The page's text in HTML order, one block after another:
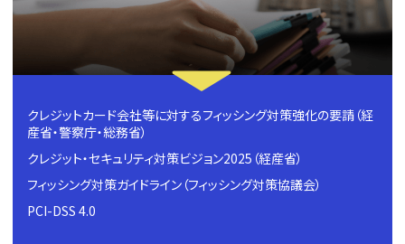
クレジットカード会社等に対するフィッシング対策強化の要請（経
産省・警察庁・総務省）
クレジット・セキュリティ対策ビジョン2025（経産省）
フィッシング対策ガイドライン（フィッシング対策協議会）
PCI-DSS 4.0